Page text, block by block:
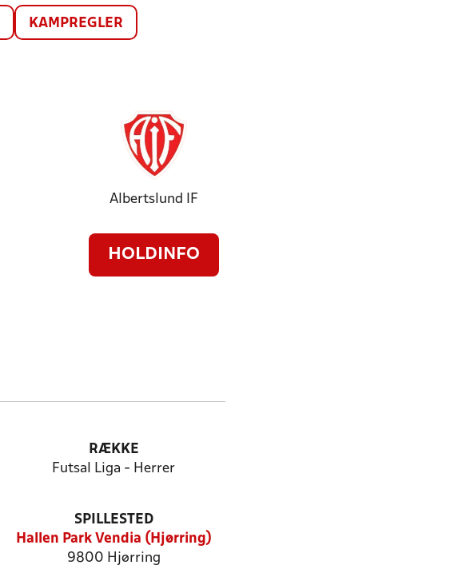
KAMPREGLER
Albertslund IF
HOLDINFO
RÆKKE
Futsal Liga - Herrer
SPILLESTED
Hallen Park Vendia (Hjørring)
9800 Hjørring